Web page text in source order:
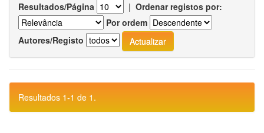
Resultados/Página | Ordenar registos por:
Por ordem
Autores/Registo
Resultados 1-1 de 1.